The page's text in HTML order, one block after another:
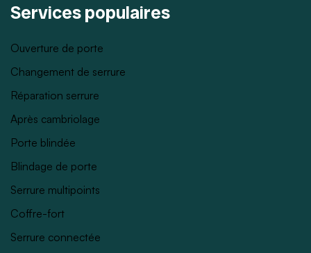
Services populaires
Ouverture de porte
Changement de serrure
Réparation serrure
Après cambriolage
Porte blindée
Blindage de porte
Serrure multipoints
Coffre-fort
Serrure connectée